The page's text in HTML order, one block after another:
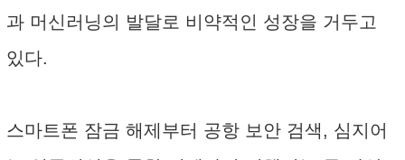
과 머신러닝의 발달로 비약적인 성장을 거두고
있다.
스마트폰 잠금 해제부터 공항 보안 검색, 심지어